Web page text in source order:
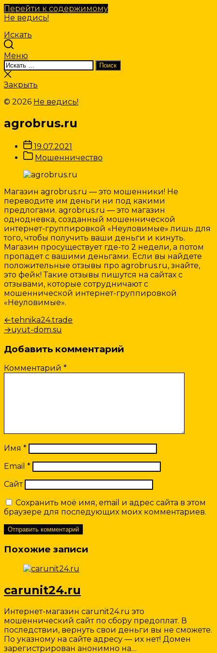
Перейти к содержимому
Не ведись!
Искать
Меню
Искать:
Поиск
Закрыть
поиск
Закрыть
© 2026 Не ведись!
agrobrus.ru
Дата
записи
19.07.2021
Категории
Записи
Мошенничество
Магазин agrobrus.ru — это мошенники! Не
переводите им деньги ни под какими
предлогами. agrobrus.ru — это магазин
однодневка, созданный мошеннической
интернет-группировкой «Неуловимые» лишь для
того, чтобы получить ваши деньги и кинуть.
Магазин просуществует где-то 2 недели, а потом
пропадет с вашими деньгами. Если вы найдете
положительные отзывы про agrobrus.ru, знайте,
это фейк! Такие отзывы пишутся на сайтах с
отзывами, которые сотрудничают с
мошеннической интернет-группировкой
«Неуловимые».
Навигация
по
записям
←Предыдущая
запись:
tehnika24.trade
→Следующая
uyut-dom.su
Добавить комментарий
Комментарий *
Имя *
Email *
Сайт
Сохранить моё имя, email и адрес сайта в этом
браузере для последующих моих комментариев.
Похожие записи
carunit24.ru
Интернет-магазин carunit24.ru это
мошеннический сайт по сбору предоплат. В
последствии, вернуть свои деньги вы не сможете.
По указному на сайте адресу — их нет! Домен
зарегистрирован анонимно на…